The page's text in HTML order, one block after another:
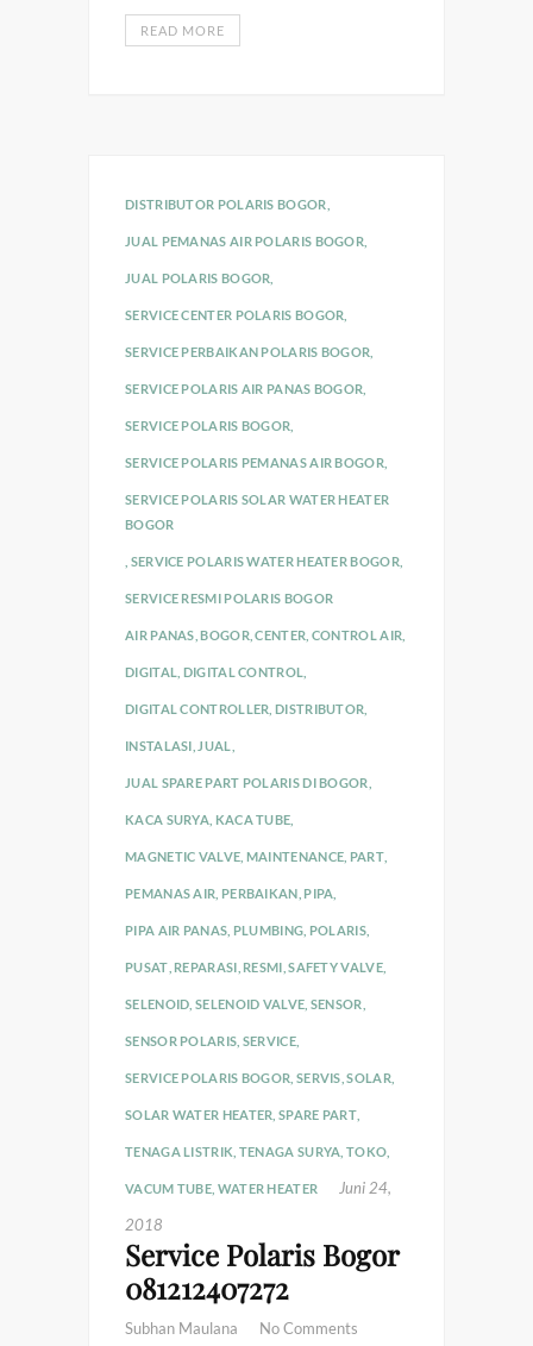
READ MORE
DISTRIBUTOR POLARIS BOGOR
JUAL PEMANAS AIR POLARIS BOGOR
JUAL POLARIS BOGOR
SERVICE CENTER POLARIS BOGOR
SERVICE PERBAIKAN POLARIS BOGOR
SERVICE POLARIS AIR PANAS BOGOR
SERVICE POLARIS BOGOR
SERVICE POLARIS PEMANAS AIR BOGOR,
SERVICE POLARIS SOLAR WATER HEATER
BOGOR
SERVICE POLARIS WATER HEATER BOGOR,
SERVICE RESMI POLARIS BOGOR
AIR PANAS ,BOGOR,CENTER CONTROL AIR
DIGITAL DIGITAL CONTROL
DIGITAL CONTROLLER ,DISTRIBUTOR
INSTALASI JUAL
JUAL SPARE PART POLARIS DI BOGOR
KACA SURYA KACA TUBE
MAGNETIC VALVE MAINTENANCE PART,
PEMANAS AIR PERBAIKAN PIPA
PIPA AIR PANAS PLUMBING POLARIS,
PUSAT REPARASI RESMI ,SAFETY VALVE,
SELENOID ,SELENOID VALVE SENSOR
SENSOR POLARIS SERVICE,
SERVICE POLARIS BOGOR SERVIS ,SOLAR,
SOLAR WATER HEATER ,SPARE PART
TENAGA LISTRIK TENAGA SURYA ,TOKO
VACUM TUBE WATER HEATER
Juni 24,
2018
Service Polaris Bogor
081212407272
Subhan Maulana No Comments